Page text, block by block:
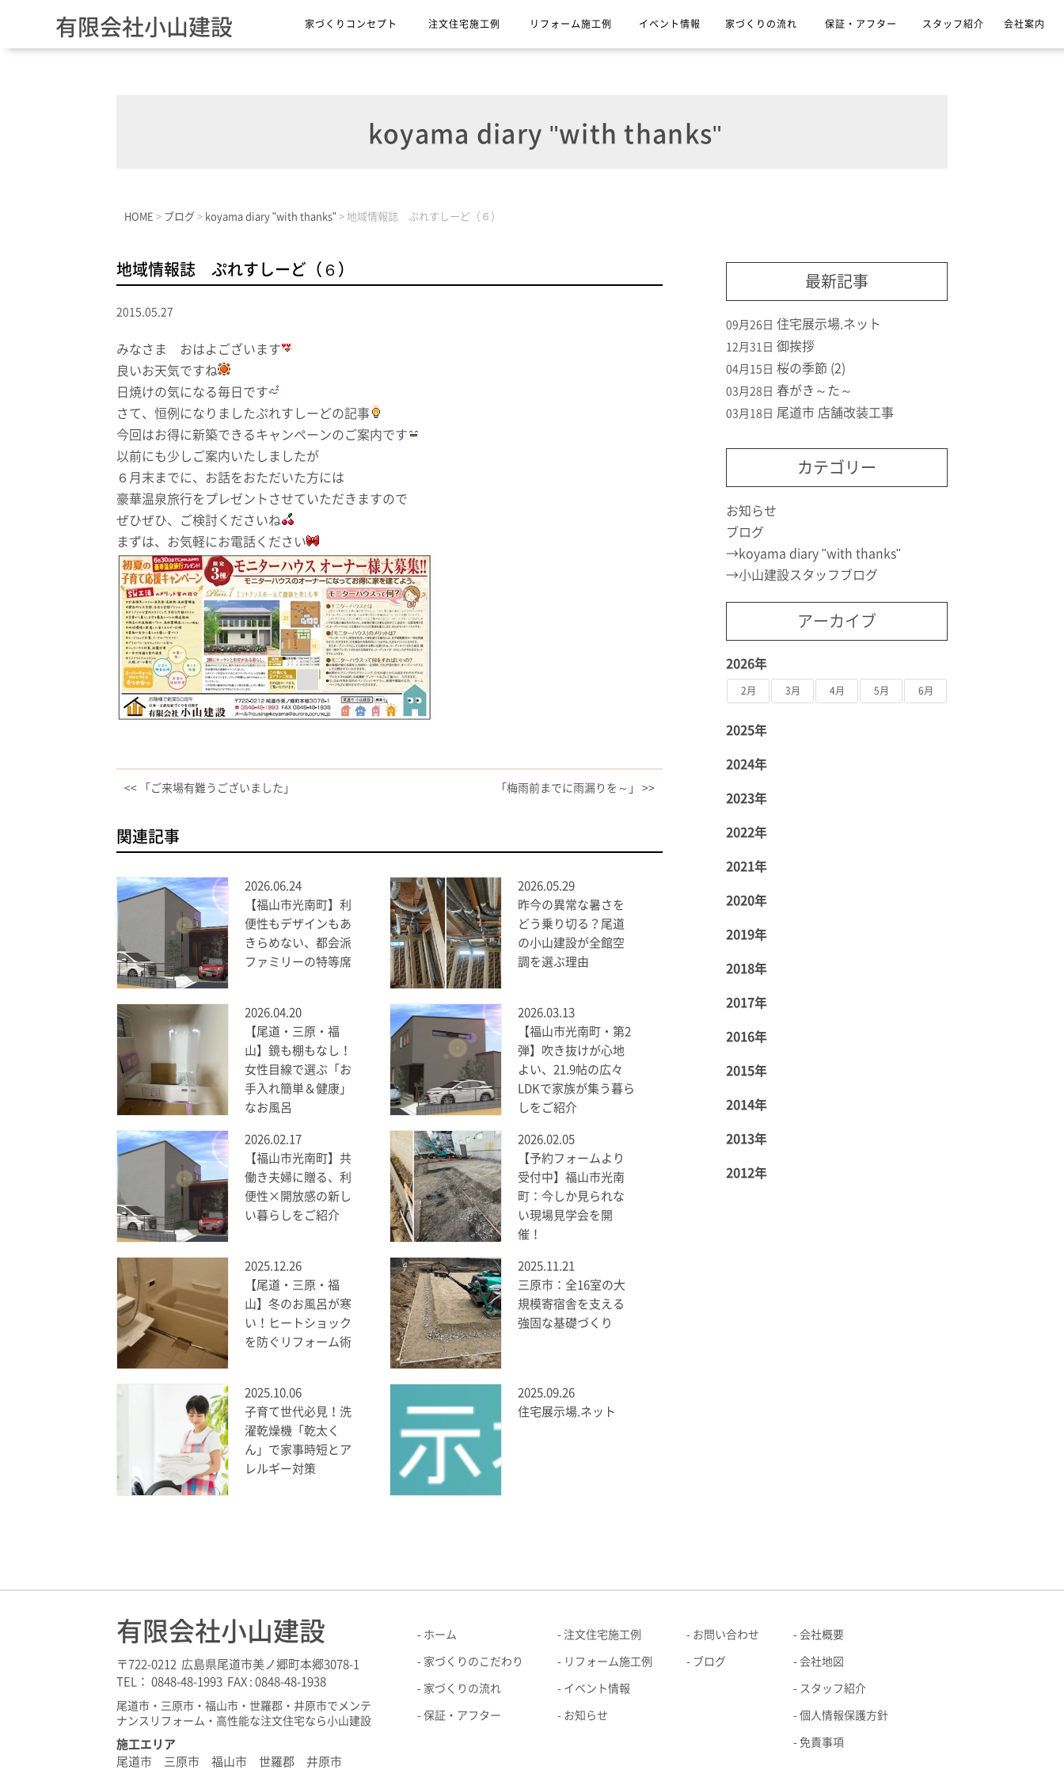
有限会社小山建設 家づくりコンセプト 注文住宅施工例 リフォーム施工例 イベント情報 家づくりの流れ 保証・アフター スタッフ紹介 会社案内
koyama diary "with thanks"
HOME > ブログ > koyama diary "with thanks" > 地域情報誌 ぷれすしーど（６）
地域情報誌 ぷれすしーど（６）
2015.05.27
みなさま おはよございます
良いお天気ですね
日焼けの気になる毎日です
さて、恒例になりましたぷれすしーどの記事
今回はお得に新築できるキャンペーンのご案内です
以前にも少しご案内いたしましたが
６月末までに、お話をおただいた方には
豪華温泉旅行をプレゼントさせていただきますので
ぜひぜひ、ご検討くださいね
まずは、お気軽にお電話ください
<< 「ご来場有難うございました」 「梅雨前までに雨漏りを～」 >>
関連記事
2026.06.24
【福山市光南町】利
便性もデザインもあ
きらめない、都会派
ファミリーの特等席
2026.05.29
昨今の異常な暑さを
どう乗り切る？尾道
の小山建設が全館空
調を選ぶ理由
2026.04.20
【尾道・三原・福
山】鏡も棚もなし！
女性目線で選ぶ「お
手入れ簡単＆健康」
なお風呂
2026.03.13
【福山市光南町・第2
弾】吹き抜けが心地
よい、21.9帖の広々
LDKで家族が集う暮ら
しをご紹介
2026.02.17
【福山市光南町】共
働き夫婦に贈る、利
便性×開放感の新し
い暮らしをご紹介
2026.02.05
【予約フォームより
受付中】福山市光南
町：今しか見られな
い現場見学会を開
催！
2025.12.26
【尾道・三原・福
山】冬のお風呂が寒
い！ヒートショック
を防ぐリフォーム術
2025.11.21
三原市：全16室の大
規模寄宿舎を支える
強固な基礎づくり
2025.10.06
子育て世代必見！洗
濯乾燥機「乾太く
ん」で家事時短とア
レルギー対策
2025.09.26
住宅展示場.ネット
最新記事
09月26日 住宅展示場.ネット
12月31日 御挨拶
04月15日 桜の季節 (2)
03月28日 春がき～た～
03月18日 尾道市 店舗改装工事
カテゴリー
お知らせ
ブログ
koyama diary "with thanks"
小山建設スタッフブログ
アーカイブ
2026年
2月 3月 4月 5月 6月
2025年
2024年
2023年
2022年
2021年
2020年
2019年
2018年
2017年
2016年
2015年
2014年
2013年
2012年
ホーム
家づくりのこだわり
家づくりの流れ
保証・アフター
注文住宅施工例
リフォーム施工例
イベント情報
お知らせ
お問い合わせ
ブログ
会社概要
会社地図
スタッフ紹介
個人情報保護方針
免責事項
有限会社小山建設
〒722-0212 広島県尾道市美ノ郷町本郷3078-1
TEL： 0848-48-1993 FAX : 0848-48-1938
尾道市・三原市・福山市・世羅郡・井原市でメンテ
ナンスリフォーム・高性能な注文住宅なら小山建設
施工エリア
尾道市 三原市 福山市 世羅郡 井原市